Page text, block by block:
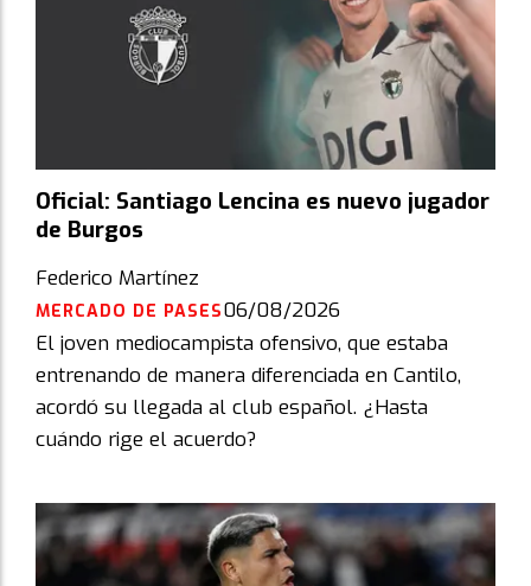
Oficial: Santiago Lencina es nuevo jugador
de Burgos
Federico Martínez
MERCADO DE PASES06/08/2026
El joven mediocampista ofensivo, que estaba
entrenando de manera diferenciada en Cantilo,
acordó su llegada al club español. ¿Hasta
cuándo rige el acuerdo?